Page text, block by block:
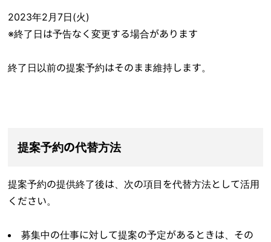
2023年2月7日(火)
※終了日は予告なく変更する場合があります
終了日以前の提案予約はそのまま維持します。
提案予約の代替方法
提案予約の提供終了後は、次の項目を代替方法として活用
ください。
募集中の仕事に対して提案の予定があるときは、その